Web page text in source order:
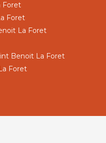
Foret
Foret
La Foret
Benoit La Foret
Foret